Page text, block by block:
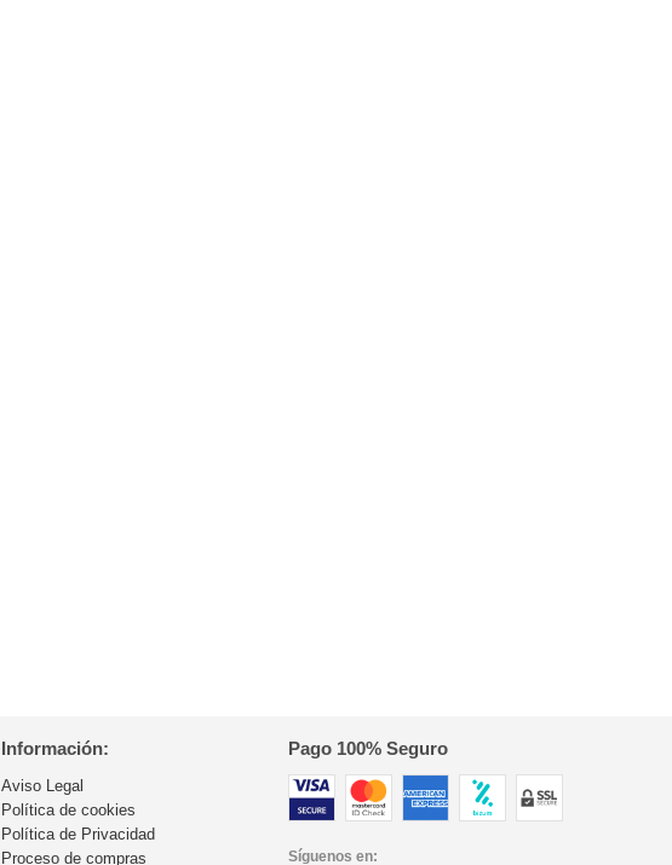
Información:
Aviso Legal
Política de cookies
Política de Privacidad
Proceso de compras
Pago 100% Seguro
Síguenos en: